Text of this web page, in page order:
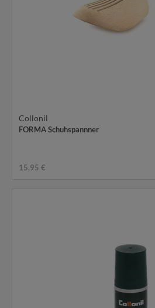
Collonil
FORMA Schuhspannner
15,95 €